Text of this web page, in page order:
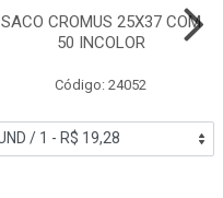
SACO CROMUS 25X37 COM
50 INCOLOR
Código: 24052